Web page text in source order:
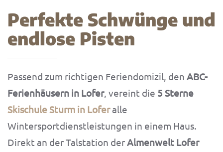
Perfekte Schwünge und
endlose Pisten
Passend zum richtigen Feriendomizil, den ABC-
Ferienhäusern in Lofer, vereint die 5 Sterne
Skischule Sturm in Loferalle
Wintersportdienstleistungen in einem Haus.
Direkt an der Talstation derAlmenwelt Lofer